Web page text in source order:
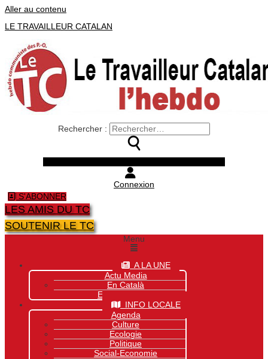
Aller au contenu
LE TRAVAILLEUR CATALAN
Rechercher :
Connexion
S'ABONNER
LES AMIS DU TC
SOUTENIR LE TC
Menu
A LA UNE
Actu Media
En Català
Exclusivité Site
INFO LOCALE
Agenda
Culture
Ecologie
Politique
Social-Economie